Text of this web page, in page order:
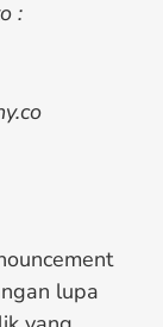
:
lupa